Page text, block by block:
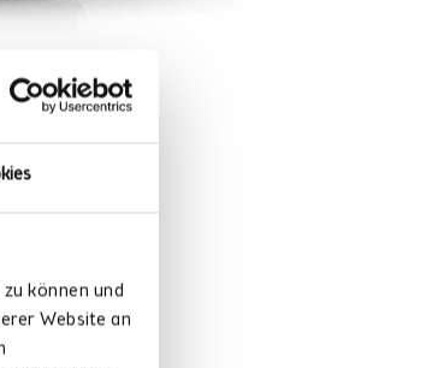
können und
Website an